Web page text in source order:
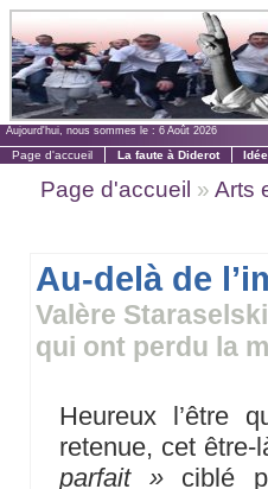
Aujourd'hui, nous sommes le : 6 Août 2026
Page d'accueil La faute à Diderot
Page d'accueil »Arts
Au-delà de
Valère
qui ont perdu la
Heureux l’être
retenue, cet
parfait »ciblé